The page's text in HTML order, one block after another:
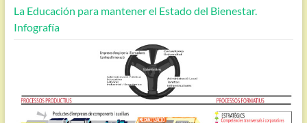
La Educación para mantener el Estado del Bienestar.
Infografía